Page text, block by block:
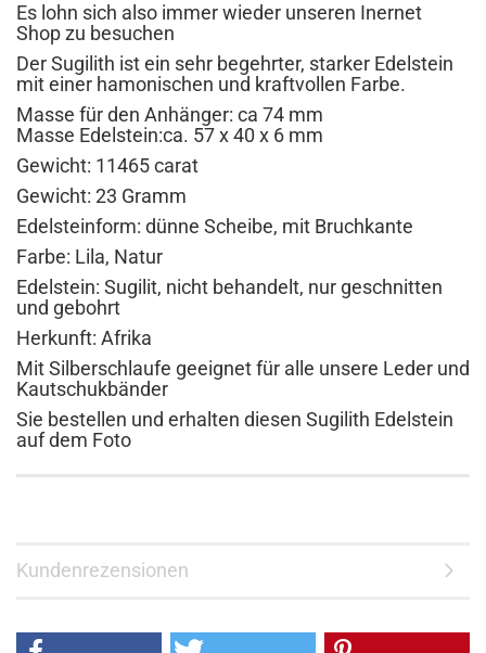
Es lohn sich also immer wieder unseren Inernet
Shop zu besuchen
Der Sugilith ist ein sehr begehrter, starker Edelstein
mit einer hamonischen und kraftvollen Farbe.
Masse für den Anhänger: ca 74 mm
Masse Edelstein:ca. 57 x 40 x 6 mm
Gewicht: 11465 carat
Gewicht: 23 Gramm
Edelsteinform: dünne Scheibe, mit Bruchkante
Farbe: Lila, Natur
Edelstein: Sugilit, nicht behandelt, nur geschnitten
und gebohrt
Herkunft: Afrika
Mit Silberschlaufe geeignet für alle unsere Leder und
Kautschukbänder
Sie bestellen und erhalten diesen Sugilith Edelstein
auf dem Foto
Kundenrezensionen